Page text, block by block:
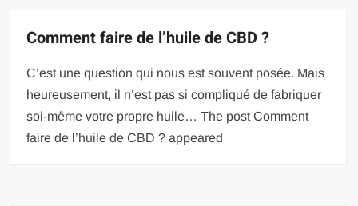
Comment faire de l’huile de CBD ?
C’est une question qui nous est souvent posée. Mais
heureusement, il n’est pas si compliqué de fabriquer
soi-même votre propre huile… The post Comment
faire de l’huile de CBD ? appeared